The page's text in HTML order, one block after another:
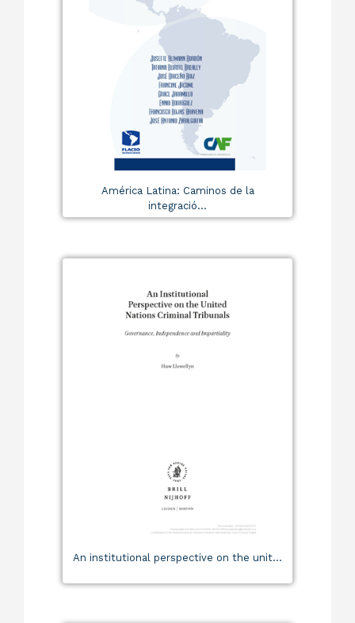
América Latina: Caminos de la
integració...
An institutional perspective on the unit...